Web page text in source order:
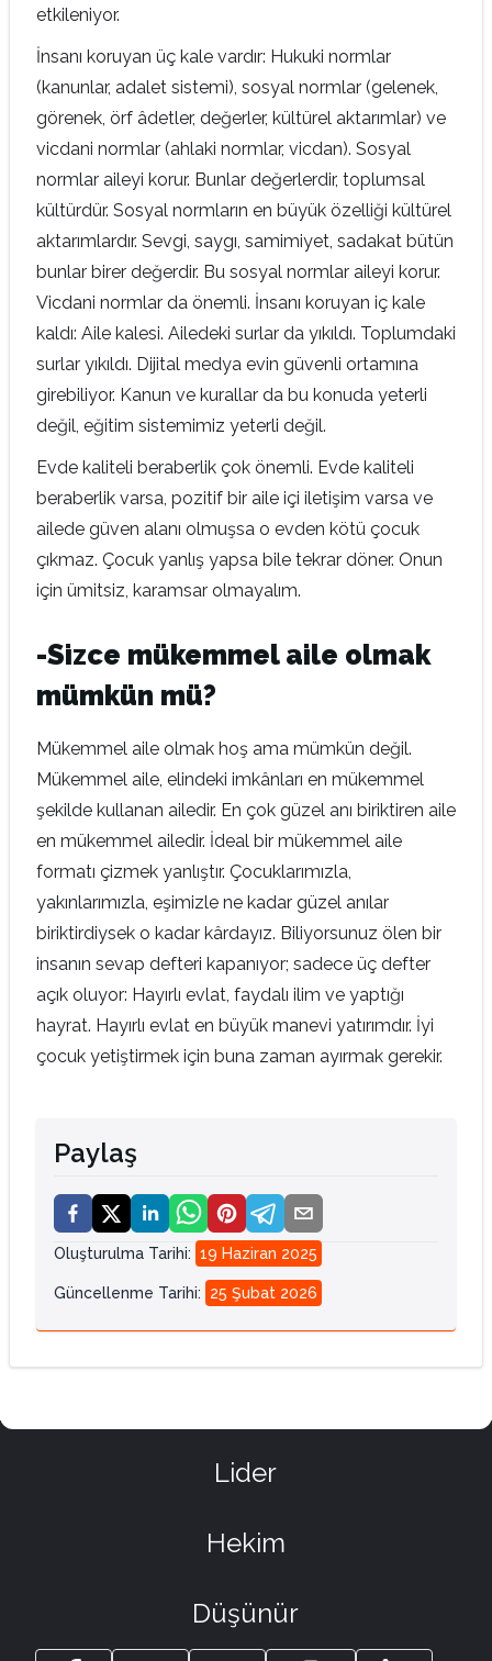
etkileniyor.
İnsanı koruyan üç kale vardır: Hukuki normlar
(kanunlar, adalet sistemi), sosyal normlar (gelenek,
görenek, örf âdetler, değerler, kültürel aktarımlar) ve
vicdani normlar (ahlaki normlar, vicdan). Sosyal
normlar aileyi korur. Bunlar değerlerdir, toplumsal
kültürdür. Sosyal normların en büyük özelliği kültürel
aktarımlardır. Sevgi, saygı, samimiyet, sadakat bütün
bunlar birer değerdir. Bu sosyal normlar aileyi korur.
Vicdani normlar da önemli. İnsanı koruyan iç kale
kaldı: Aile kalesi. Ailedeki surlar da yıkıldı. Toplumdaki
surlar yıkıldı. Dijital medya evin güvenli ortamına
girebiliyor. Kanun ve kurallar da bu konuda yeterli
değil, eğitim sistemimiz yeterli değil.
Evde kaliteli beraberlik çok önemli. Evde kaliteli
beraberlik varsa, pozitif bir aile içi iletişim varsa ve
ailede güven alanı olmuşsa o evden kötü çocuk
çıkmaz. Çocuk yanlış yapsa bile tekrar döner. Onun
için ümitsiz, karamsar olmayalım.
-Sizce mükemmel aile olmak
mümkün mü?
Mükemmel aile olmak hoş ama mümkün değil.
Mükemmel aile, elindeki imkânları en mükemmel
şekilde kullanan ailedir. En çok güzel anı biriktiren aile
en mükemmel ailedir. İdeal bir mükemmel aile
formatı çizmek yanlıştır. Çocuklarımızla,
yakınlarımızla, eşimizle ne kadar güzel anılar
biriktirdiysek o kadar kârdayız. Biliyorsunuz ölen bir
insanın sevap defteri kapanıyor; sadece üç defter
açık oluyor: Hayırlı evlat, faydalı ilim ve yaptığı
hayrat. Hayırlı evlat en büyük manevi yatırımdır. İyi
çocuk yetiştirmek için buna zaman ayırmak gerekir.
Paylaş
Oluşturulma Tarihi: 19 Haziran 2025
Güncellenme Tarihi: 25 Şubat 2026
Lider
Hekim
Düşünür